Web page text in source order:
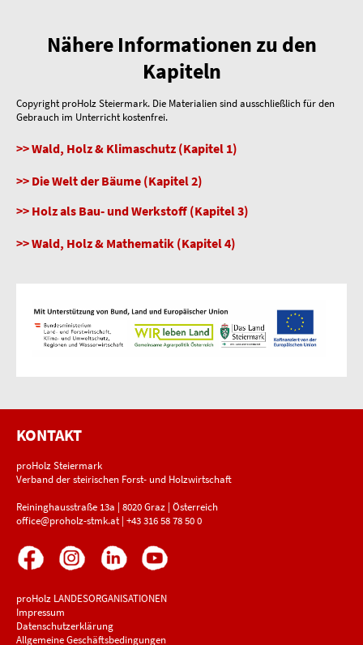
Nähere Informationen zu den
Kapiteln
Copyright proHolz Steiermark. Die Materialien sind ausschließlich für den
Gebrauch im Unterricht kostenfrei.
>> Wald, Holz & Klimaschutz (Kapitel 1)
>> Die Welt der Bäume (Kapitel 2)
>> Holz als Bau- und Werkstoff (Kapitel 3)
>> Wald, Holz & Mathematik (Kapitel 4)
KONTAKT
proHolz Steiermark
Verband der steirischen Forst- und Holzwirtschaft
Reininghausstraße 13a | 8020 Graz | Österreich
office@proholz-stmk.at| +43 316 58 78 50 0
proHolz LANDESORGANISATIONEN
Impressum
Datenschutzerklärung
Allgemeine Geschäftsbedingungen